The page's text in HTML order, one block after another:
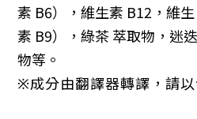
素 B6），維生素 B12 ，維
素 B9），綠茶 萃取物，迷
物等。
※成分由翻譯器轉譯，請以